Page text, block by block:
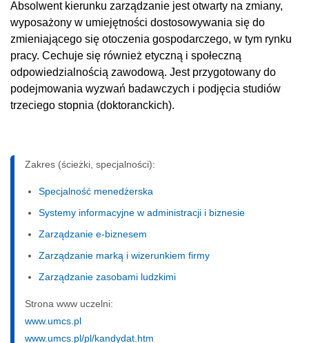
Absolwent kierunku zarządzanie jest otwarty na zmiany,
wyposażony w umiejętności dostosowywania się do
zmieniającego się otoczenia gospodarczego, w tym rynku
pracy. Cechuje się również etyczną i społeczną
odpowiedzialnością zawodową. Jest przygotowany do
podejmowania wyzwań badawczych i podjęcia studiów
trzeciego stopnia (doktoranckich).
Zakres (ścieżki, specjalności):
Specjalność menedżerska
Systemy informacyjne w administracji i biznesie
Zarządzanie e-biznesem
Zarządzanie marką i wizerunkiem firmy
Zarządzanie zasobami ludzkimi
Strona www uczelni:
www.umcs.pl
www.umcs.pl/pl/kandydat.htm